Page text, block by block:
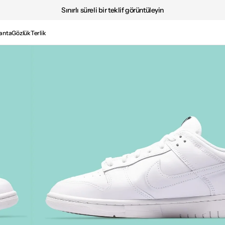
Sınırlı süreli bir teklif görüntüleyin
GözlükTerlik
Medya
görünümünde
aç